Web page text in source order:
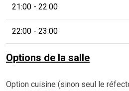
21:00 - 22:00
22:00 - 23:00
Options de la salle
Option cuisine (sinon seul le